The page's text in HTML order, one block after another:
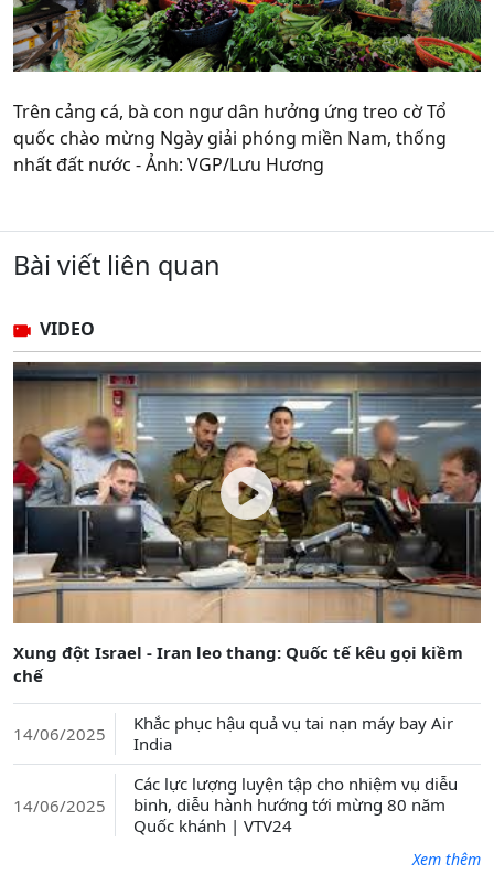
Trên cảng cá, bà con ngư dân hưởng ứng treo cờ Tổ
quốc chào mừng Ngày giải phóng miền Nam, thống
nhất đất nước - Ảnh: VGP/Lưu Hương
Bài viết liên quan
VIDEO
Xung đột Israel - Iran leo thang: Quốc tế kêu gọi kiềm
chế
14/06/2025
Khắc phục hậu quả vụ tai nạn máy bay Air
India
14/06/2025
Các lực lượng luyện tập cho nhiệm vụ diễu
binh, diễu hành hướng tới mừng 80 năm
Quốc khánh | VTV24
Xem thêm